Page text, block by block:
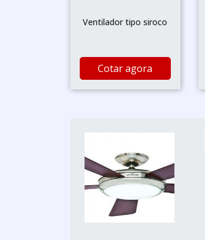
Ventilador tipo siroco
Cotar agora